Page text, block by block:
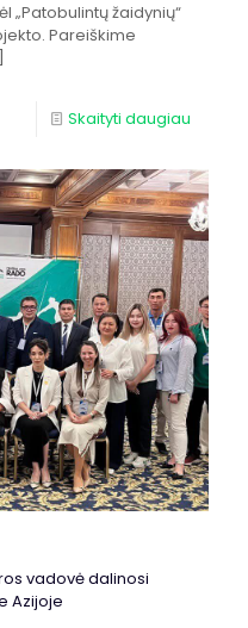
„Patobulintų žaidynių“
Pareiškime
Skaityti daugiau
vadovė dalinosi
Azijoje